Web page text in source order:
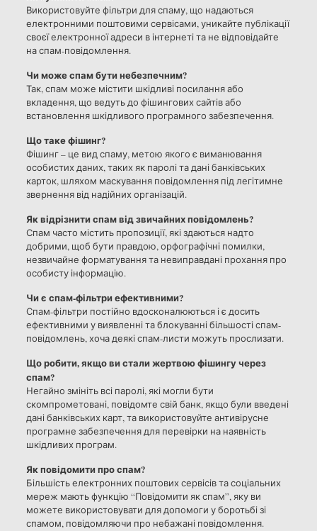
Використовуйте фільтри для спаму, що надаються
електронними поштовими сервісами, уникайте публікації
своєї електронної адреси в інтернеті та не відповідайте
на спам-повідомлення.
Чи може спам бути небезпечним?
Так, спам може містити шкідливі посилання або
вкладення, що ведуть до фішингових сайтів або
встановлення шкідливого програмного забезпечення.
Що таке фішинг?
Фішинг – це вид спаму, метою якого є виманювання
особистих даних, таких як паролі та дані банківських
карток, шляхом маскування повідомлення під легітимне
звернення від надійних організацій.
Як відрізнити спам від звичайних повідомлень?
Спам часто містить пропозиції, які здаються надто
добрими, щоб бути правдою, орфографічні помилки,
незвичайне форматування та невиправдані прохання про
особисту інформацію.
Чи є спам-фільтри ефективними?
Спам-фільтри постійно вдосконалюються і є досить
ефективними у виявленні та блокуванні більшості спам-
повідомлень, хоча деякі спам-листи можуть прослизати.
Що робити, якщо ви стали жертвою фішингу через
спам?
Негайно змініть всі паролі, які могли бути
скомпрометовані, повідомте свій банк, якщо були введені
дані банківських карт, та використовуйте антивірусне
програмне забезпечення для перевірки на наявність
шкідливих програм.
Як повідомити про спам?
Більшість електронних поштових сервісів та соціальних
мереж мають функцію “Повідомити як спам”, яку ви
можете використовувати для допомоги у боротьбі зі
спамом, повідомляючи про небажані повідомлення.